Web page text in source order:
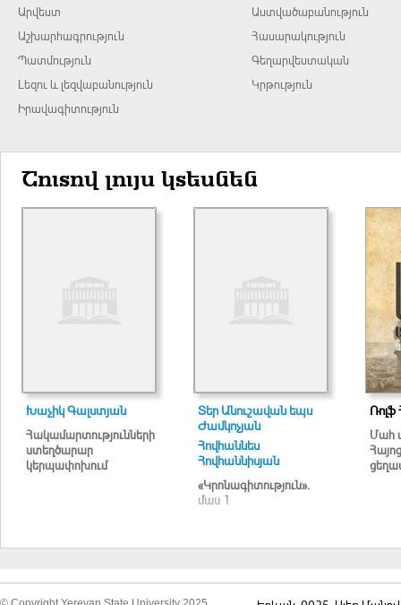
Արվեստ
Աշխարհագրություն
Պատմություն
Լեզու և լեզվաբանություն
Իրավագիտություն
Աստվածաբանություն
Հասարակություն
Գեղարվեստական
Կրթություն
Շուտով լույս կտեսնեն
Խաչիկ Գալստյան
Հակամարտությունների
ստեղծարար
կերպափոխում
Տեր Անուշավան եպս
Ժամկոչյան
Հովհաննես
Հովհաննիսյան
«Կրոնագիտություն».
մաս 1
Ռոլֆ
Մահ
Հայոց